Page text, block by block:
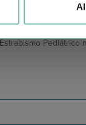
Estrabismo Pediátrico